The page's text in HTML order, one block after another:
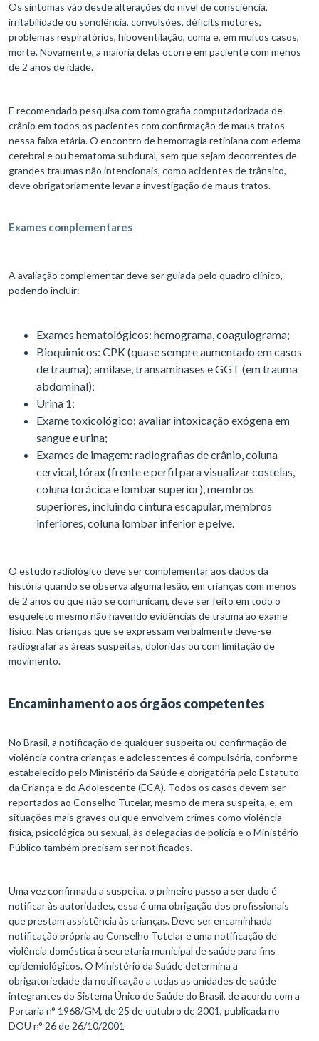
Os sintomas vão desde alterações do nível de consciência,
irritabilidade ou sonolência, convulsões, déficits motores,
problemas respiratórios, hipoventilação, coma e, em muitos casos,
morte. Novamente, a maioria delas ocorre em paciente com menos
de 2 anos de idade.
É recomendado pesquisa com tomografia computadorizada de
crânio em todos os pacientes com confirmação de maus tratos
nessa faixa etária. O encontro de hemorragia retiniana com edema
cerebral e ou hematoma subdural, sem que sejam decorrentes de
grandes traumas não intencionais, como acidentes de trânsito,
deve obrigatoriamente levar a investigação de maus tratos.
Exames complementares
A avaliação complementar deve ser guiada pelo quadro clínico,
podendo incluir:
Exames hematológicos: hemograma, coagulograma;
Bioquimicos: CPK (quase sempre aumentado em casos
de trauma); amilase, transaminases e GGT (em trauma
abdominal);
Urina 1;
Exame toxicológico: avaliar intoxicação exógena em
sangue e urina;
Exames de imagem: radiografias de crânio, coluna
cervical, tórax (frente e perfil para visualizar costelas,
coluna torácica e lombar superior), membros
superiores, incluindo cintura escapular, membros
inferiores, coluna lombar inferior e pelve.
O estudo radiológico deve ser complementar aos dados da
história quando se observa alguma lesão, em crianças com menos
de 2 anos ou que não se comunicam, deve ser feito em todo o
esqueleto mesmo não havendo evidências de trauma ao exame
físico. Nas crianças que se expressam verbalmente deve-se
radiografar as áreas suspeitas, doloridas ou com limitação de
movimento.
Encaminhamento aos órgãos competentes
No Brasil, a notificação de qualquer suspeita ou confirmação de
violência contra crianças e adolescentes é compulsória, conforme
estabelecido pelo Ministério da Saúde e obrigatória pelo Estatuto
da Criança e do Adolescente (ECA). Todos os casos devem ser
reportados ao Conselho Tutelar, mesmo de mera suspeita, e, em
situações mais graves ou que envolvem crimes como violência
física, psicológica ou sexual, às delegacias de polícia e o Ministério
Público também precisam ser notificados.
Uma vez confirmada a suspeita, o primeiro passo a ser dado é
notificar às autoridades, essa é uma obrigação dos profissionais
que prestam assistência às crianças. Deve ser encaminhada
notificação própria ao Conselho Tutelar e uma notificação de
violência doméstica à secretaria municipal de saúde para fins
epidemiológicos. O Ministério da Saúde determina a
obrigatoriedade da notificação a todas as unidades de saúde
integrantes do Sistema Único de Saúde do Brasil, de acordo com a
Portaria n° 1968/GM, de 25 de outubro de 2001, publicada no
DOU n° 26 de 26/10/2001